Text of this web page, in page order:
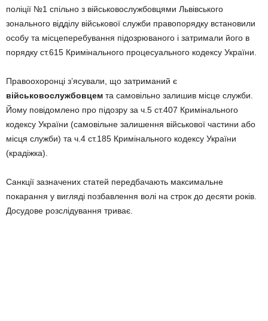
поліції №1 спільно з військовослужбовцями Львівського
зонального відділу військової служби правопорядку встановили
особу та місцеперебування підозрюваного і затримали його в
порядку ст.615 Кримінального процесуального кодексу України.
Правоохоронці з’ясували, що затриманий є
військовослужбовцем та самовільно залишив місце служби.
Йому повідомлено про підозру за ч.5 ст.407 Кримінального
кодексу України (самовільне залишення військової частини або
місця служби) та ч.4 ст.185 Кримінального кодексу України
(крадіжка).
Санкції зазначених статей передбачають максимальне
покарання у вигляді позбавлення волі на строк до десяти років.
Досудове розслідування триває.